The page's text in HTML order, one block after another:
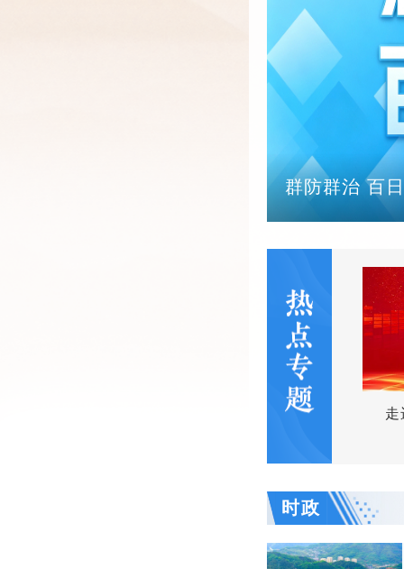
群防群治 百
走进新时代新征程 感受万盛转型新变化
时政